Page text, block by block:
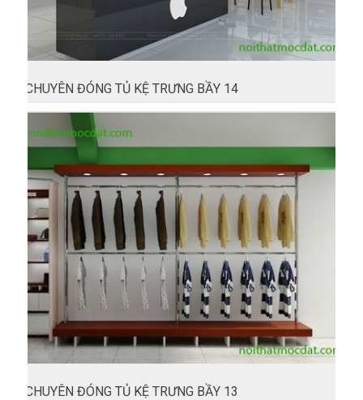
CHUYÊN ĐÓNG TỦ KỆ TRƯNG BẦY 14
CHUYÊN ĐÓNG TỦ KỆ TRƯNG BẦY 13